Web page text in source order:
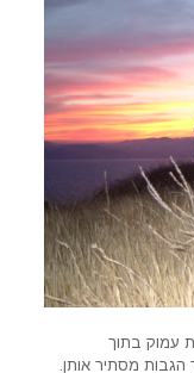
עמוק בתוך
הגבות מסתיר אותן.